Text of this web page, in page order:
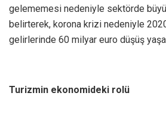
gelememesi nedeniyle sektörde büyük
belirterek, korona krizi nedeniyle
gelirlerinde 60 milyar euro düşüş
Turizmin ekonomideki rolü